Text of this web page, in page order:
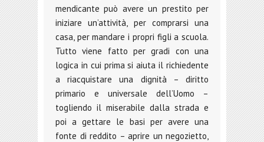
mendicante può avere un prestito per
iniziare un’attività, per comprarsi una
casa, per mandare i propri figli a scuola.
Tutto viene fatto per gradi con una
logica in cui prima si aiuta il richiedente
a riacquistare una dignità – diritto
primario e universale dell’Uomo –
togliendo il miserabile dalla strada e
poi a gettare le basi per avere una
fonte di reddito – aprire un negozietto,